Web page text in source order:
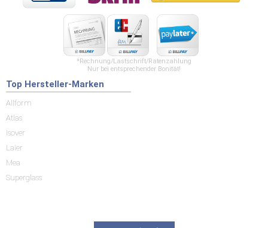
*Rechnung/Lastschrift/Ratenzahlung
Nur bei entsprechender Bonität!
Top Hersteller-Marken
Allform
Atlas
Isover
Laier
Mea
Superglass